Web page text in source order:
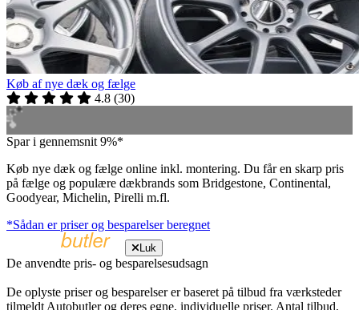
Køb af nye dæk og fælge
4.8 (30)
Spar i gennemsnit 9%*
Køb nye dæk og fælge online inkl. montering. Du får en skarp pris
på fælge og populære dækbrands som Bridgestone, Continental,
Goodyear, Michelin, Pirelli m.fl.
*Sådan er priser og besparelser beregnet
Luk
De anvendte pris- og besparelsesudsagn
De oplyste priser og besparelser er baseret på tilbud fra værksteder
tilmeldt Autobutler og deres egne, individuelle priser. Antal tilbud,